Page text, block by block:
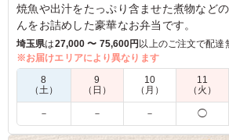
焼魚や出汁をたっぷり含ませた煮物など
んをお詰めした豪華なお弁当です。
※季節弁当・販売期間限定
2026年06月01日(月)～2026年08月31日(
5.0
さすが、なだ万さんのお弁当というお
埼玉県は27,000 〜 75,600円 以上のご注文で配達
※お届けエリアにより異なります
8
（土）
9
（日）
10
（月）
11
（火）
－ － － ◯